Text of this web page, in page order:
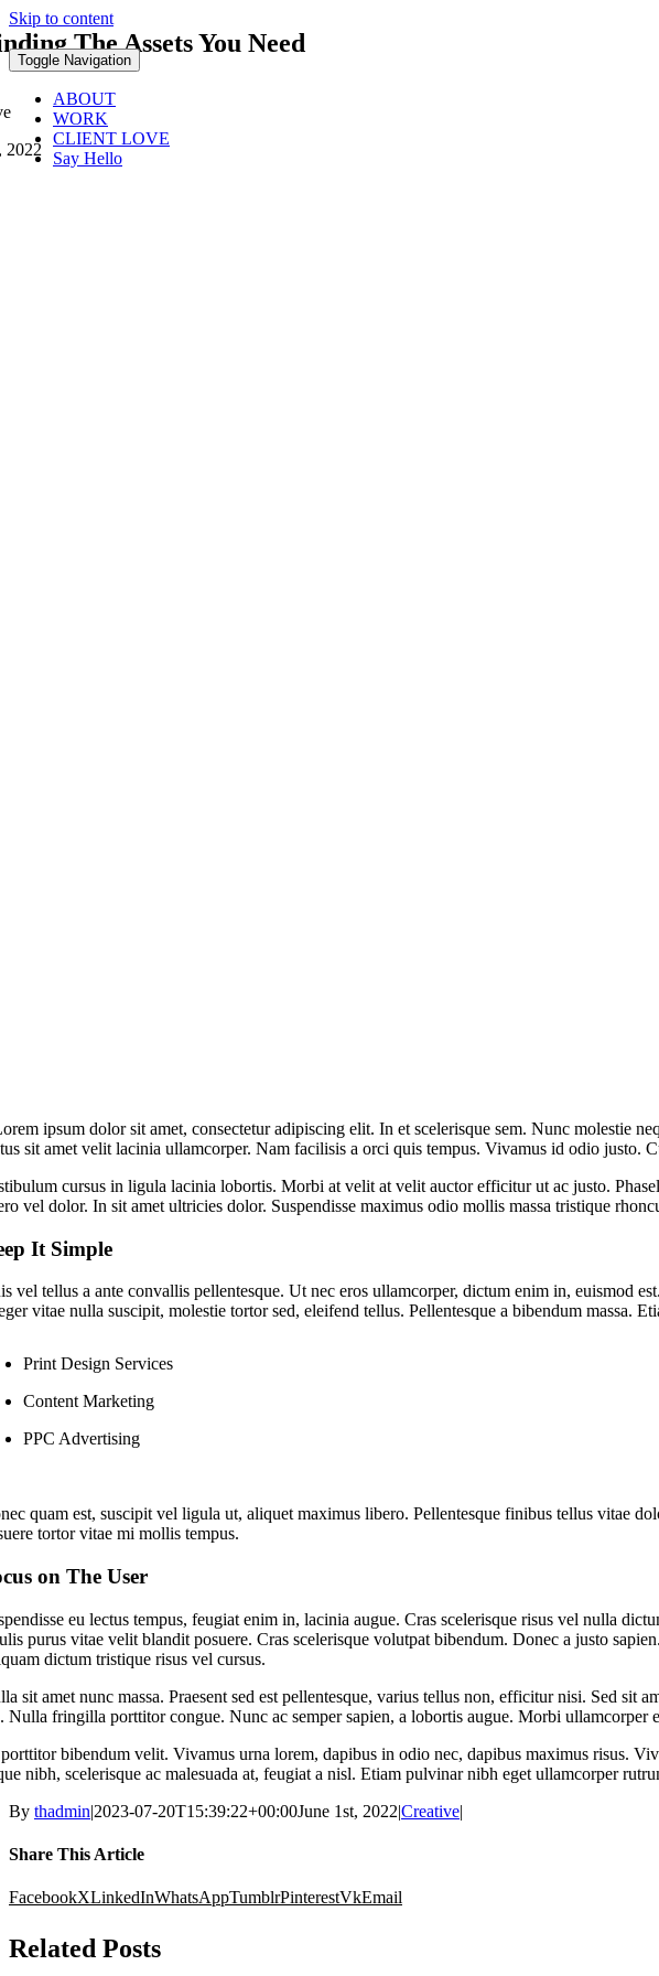
Skip to content
Toggle Navigation
ABOUT
WORK
CLIENT LOVE
Say Hello
The Assets You Need
2022
ipsum dolor sit amet, consectetur adipiscing elit. In et scelerisque sem. Nunc molestie
sit amet velit lacinia ullamcorper. Nam facilisis a orci quis tempus. Vivamus id odio justo.
cursus in ligula lacinia lobortis. Morbi at velit at velit auctor efficitur ut ac justo.
vel dolor. In sit amet ultricies dolor. Suspendisse maximus odio mollis massa tristique
It Simple
vel tellus a ante convallis pellentesque. Ut nec eros ullamcorper, dictum enim in, euismod
vitae nulla suscipit, molestie tortor sed, eleifend tellus. Pellentesque a bibendum massa.
Print Design Services
Content Marketing
PPC Advertising
quam est, suscipit vel ligula ut, aliquet maximus libero. Pellentesque finibus tellus vitae
tortor vitae mi mollis tempus.
on The User
eu lectus tempus, feugiat enim in, lacinia augue. Cras scelerisque risus vel nulla
purus vitae velit blandit posuere. Cras scelerisque volutpat bibendum. Donec a justo
dictum tristique risus vel cursus.
sit amet nunc massa. Praesent sed est pellentesque, varius tellus non, efficitur nisi. Sed
Nulla fringilla porttitor congue. Nunc ac semper sapien, a lobortis augue. Morbi
bibendum velit. Vivamus urna lorem, dapibus in odio nec, dapibus maximus risus.
nibh, scelerisque ac malesuada at, feugiat a nisl. Etiam pulvinar nibh eget ullamcorper
By thadmin|2023-07-20T15:39:22+00:00June 1st, 2022|Creative|
Share This Article
FacebookXLinkedInWhatsAppTumblrPinterestVkEmail
Related Posts